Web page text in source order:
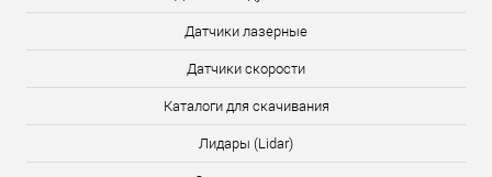
Датчики лазерные
Датчики скорости
Каталоги для скачивания
Лидары (Lidar)